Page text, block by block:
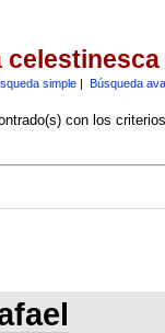
celestinesca
simple| Búsqueda
con los